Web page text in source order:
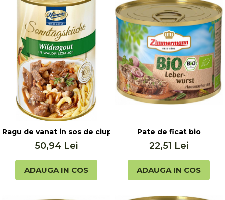
Ragu de vanat in sos de ciuperci salbatice, 400g
50,94 Lei
ADAUGA IN COS
Pate de ficat bio
22,51 Lei
ADAUGA IN COS